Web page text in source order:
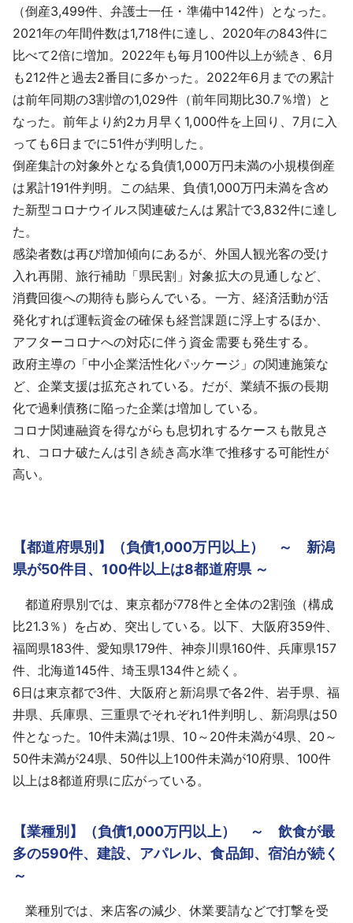
English
（倒産3,499件、弁護士一任・準備中142件）となった。
2021年の年間件数は1,718件に達し、2020年の843件に
比べて2倍に増加。2022年も毎月100件以上が続き、6月
も212件と過去2番目に多かった。2022年6月までの累計
は前年同期の3割増の1,029件（前年同期比30.7％増）と
なった。前年より約2カ月早く1,000件を上回り、7月に入
っても6日までに51件が判明した。
倒産集計の対象外となる負債1,000万円未満の小規模倒産
は累計191件判明。この結果、負債1,000万円未満を含め
た新型コロナウイルス関連破たんは累計で3,832件に達し
た。
感染者数は再び増加傾向にあるが、外国人観光客の受け
入れ再開、旅行補助「県民割」対象拡大の見通しなど、
消費回復への期待も膨らんでいる。一方、経済活動が活
発化すれば運転資金の確保も経営課題に浮上するほか、
アフターコロナへの対応に伴う資金需要も発生する。
政府主導の「中小企業活性化パッケージ」の関連施策な
ど、企業支援は拡充されている。だが、業績不振の長期
化で過剰債務に陥った企業は増加している。
コロナ関連融資を得ながらも息切れするケースも散見さ
れ、コロナ破たんは引き続き高水準で推移する可能性が
高い。
【都道府県別】（負債1,000万円以上） ～ 新潟
県が50件目、100件以上は8都道府県 ～
都道府県別では、東京都が778件と全体の2割強（構成
比21.3％）を占め、突出している。以下、大阪府359件、
福岡県183件、愛知県179件、神奈川県160件、兵庫県157
件、北海道145件、埼玉県134件と続く。
6日は東京都で3件、大阪府と新潟県で各2件、岩手県、福
井県、兵庫県、三重県でそれぞれ1件判明し、新潟県は50
件となった。10件未満は1県、10～20件未満が4県、20～
50件未満が24県、50件以上100件未満が10府県、100件
以上は8都道府県に広がっている。
【業種別】（負債1,000万円以上） ～ 飲食が最
多の590件、建設、アパレル、食品卸、宿泊が続く
～
業種別では、来店客の減少、休業要請などで打撃を受